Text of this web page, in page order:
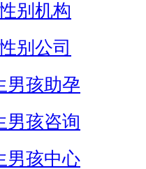
别机构
别公司
男孩助孕
男孩咨询
男孩中心